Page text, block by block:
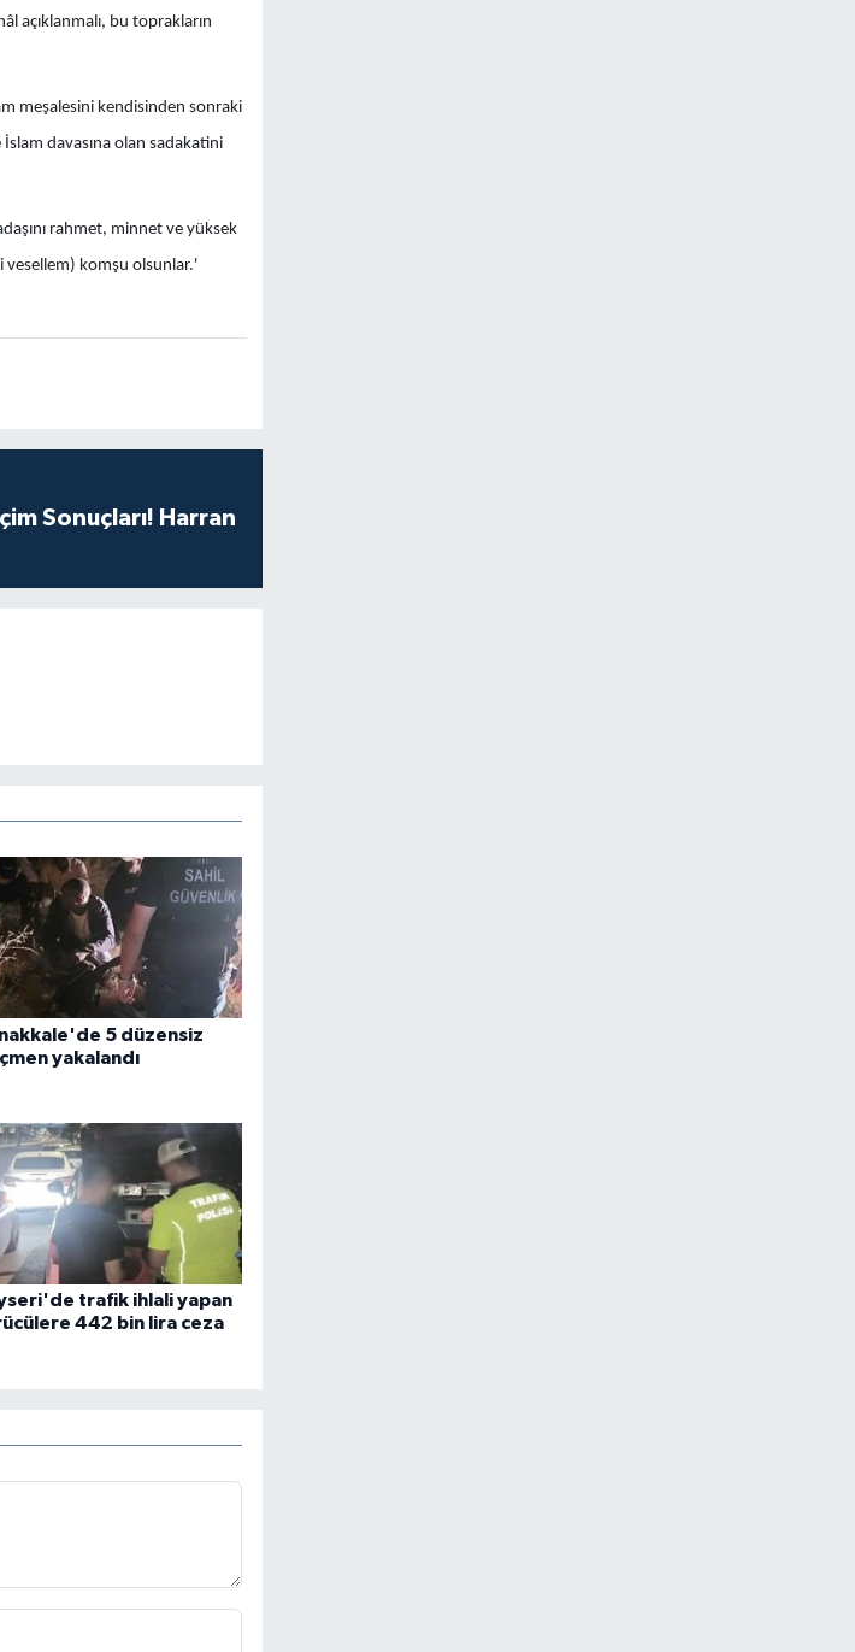
açıklanmalı, bu toprakların
meşalesini kendisinden sonraki
davasına olan sadakatini
rahmet, minnet ve yüksek
vesellem) komşu olsunlar.'
Sonuçları! Harran
5 düzensiz
yakalandı
trafik ihlali yapan
442 bin lira ceza